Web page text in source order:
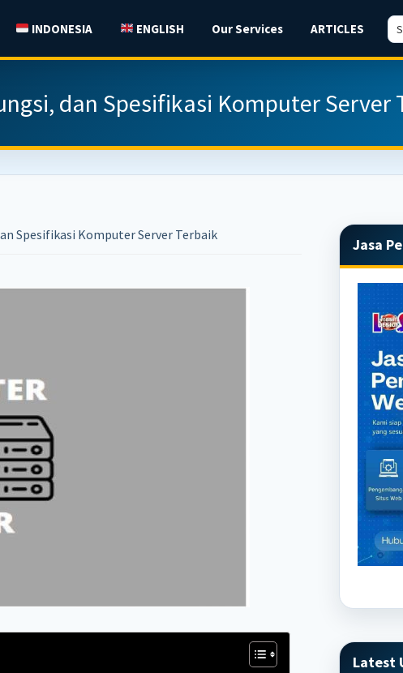
INDONESIA ENGLISH Our Services ARTICLES
dan Spesifikasi Komputer Server
Spesifikasi Komputer Server Terbaik
Jasa
Latest